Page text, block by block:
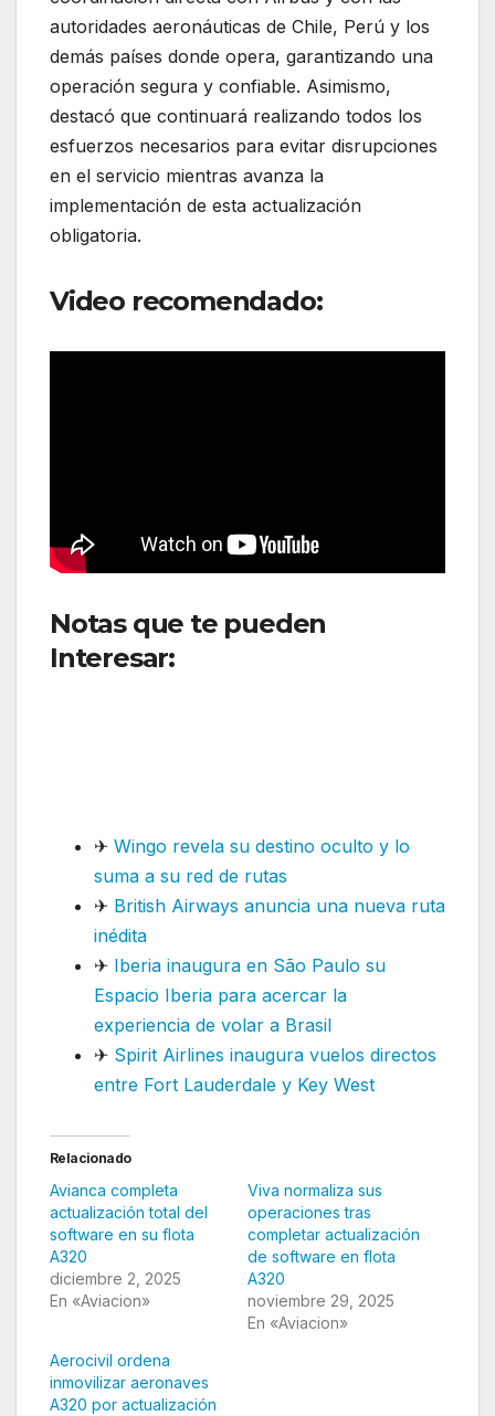
autoridades aeronáuticas de Chile, Perú y los
demás países donde opera, garantizando una
operación segura y confiable. Asimismo,
destacó que continuará realizando todos los
esfuerzos necesarios para evitar disrupciones
en el servicio mientras avanza la
implementación de esta actualización
obligatoria.
Video recomendado:
Notas que te pueden
Interesar:
✈ Wingo revela su destino oculto y lo
suma a su red de rutas
✈ British Airways anuncia una nueva ruta
inédita
✈ Iberia inaugura en São Paulo su
Espacio Iberia para acercar la
experiencia de volar a Brasil
✈ Spirit Airlines inaugura vuelos directos
entre Fort Lauderdale y Key West
Relacionado
Avianca completa
actualización total del
software en su flota
A320
diciembre 2, 2025
En «Aviacion»
Viva normaliza sus
operaciones tras
completar actualización
de software en flota
A320
noviembre 29, 2025
En «Aviacion»
Aerocivil ordena
inmovilizar aeronaves
A320 por actualización